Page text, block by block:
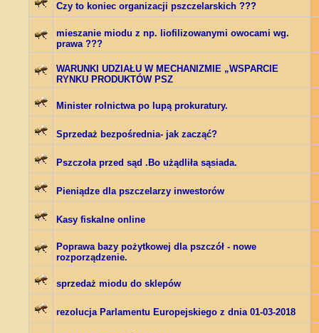
Czy to koniec organizacji pszczelarskich ???
mieszanie miodu z np. liofilizowanymi owocami wg.
prawa ???
WARUNKI UDZIAŁU W MECHANIZMIE „WSPARCIE
RYNKU PRODUKTÓW PSZ
Minister rolnictwa po lupą prokuratury.
Sprzedaż bezpośrednia- jak zacząć?
Pszczoła przed sąd .Bo użądliła sąsiada.
Pieniądze dla pszczelarzy inwestorów
Kasy fiskalne online
Poprawa bazy pożytkowej dla pszczół - nowe
rozporządzenie.
sprzedaż miodu do sklepów
rezolucja Parlamentu Europejskiego z dnia 01-03-2018